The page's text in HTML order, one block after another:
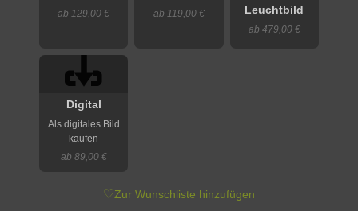
ab 129,00 € ab 119,00 €
Leuchtbild
ab 479,00 €
Digital
Als digitales Bild
kaufen
ab 89,00 €
♡Zur Wunschliste hinzufügen